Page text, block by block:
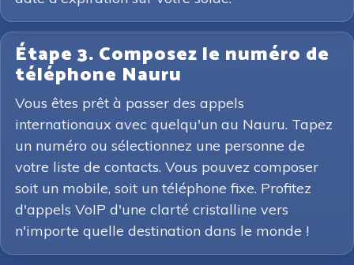
Étape 3. Composez le numéro de
téléphone Nauru
Vous êtes prêt à passer des appels
internationaux avec quelqu'un au Nauru. Tapez
un numéro ou sélectionnez une personne de
votre liste de contacts. Vous pouvez composer
soit un mobile, soit un téléphone fixe. Profitez
d'appels VoIP d'une clarté cristalline vers
n'importe quelle destination dans le monde !